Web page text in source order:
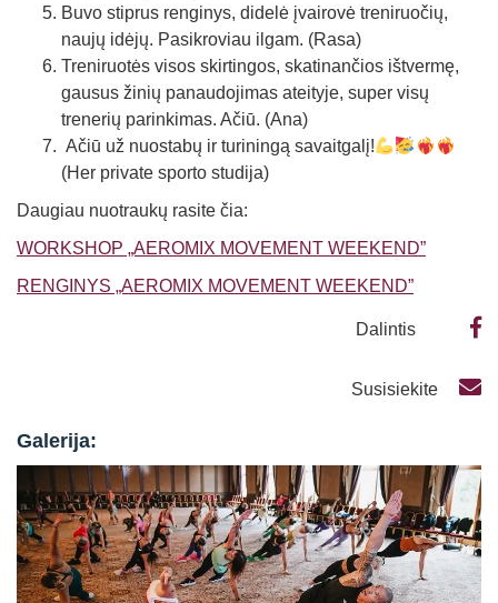
Buvo stiprus renginys, didelė įvairovė treniruočių,
naujų idėjų. Pasikroviau ilgam. (Rasa)
Treniruotės visos skirtingos, skatinančios ištvermę,
gausus žinių panaudojimas ateityje, super visų
trenerių parinkimas. Ačiū. (Ana)
Ačiū už nuostabų ir turiningą savaitgalį!
(Her private sporto studija)
Daugiau nuotraukų rasite čia:
WORKSHOP „AEROMIX MOVEMENT WEEKEND”
RENGINYS „AEROMIX MOVEMENT WEEKEND”
Dalintis
Susisiekite
Galerija: